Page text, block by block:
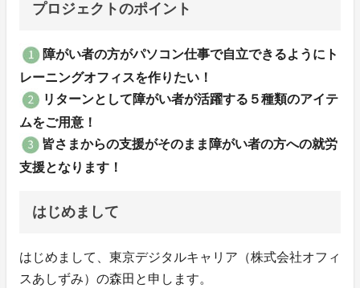
プロジェクトのポイント
障がい者の方がパソコン仕事で自立できるようにト
レーニングオフィスを作りたい！
リターンとして障がい者が活躍する５種類のアイテ
ムをご用意！
皆さまからの支援がそのまま障がい者の方への就労
支援となります！
はじめまして
はじめまして、東京デジタルキャリア（株式会社オフィ
スあしずみ）の森田と申します。